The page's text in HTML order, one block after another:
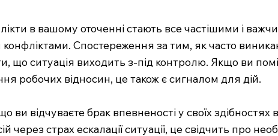
в вашому оточенні стають все частішими і
конфліктами. Спостереження за тим, як часто
що ситуація виходить з-під контролю. Якщо ви
робочих відносин, це також є сигналом для дій.
ви відчуваєте брак впевненості у своїх
через страх ескалації ситуації, це свідчить про